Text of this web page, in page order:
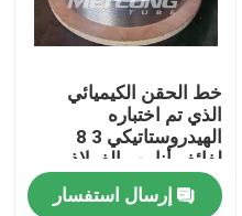
خط الحقن الكيميائي
الذي تم اختباره
الهيدروستاتيكي 3 8
لفائف أنابيب الفولاذ
المقاوم للصدأ للفتحة
السفليةإرسال استفسار